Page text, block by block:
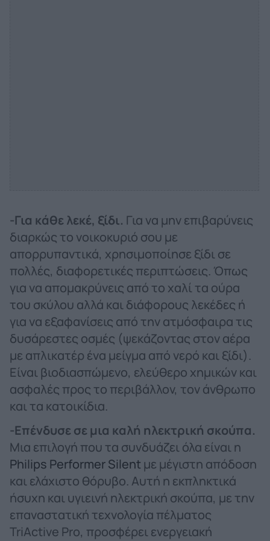
-Για κάθε λεκέ, ξίδι. Για να μην επιβαρύνεις
διαρκώς το νοικοκυριό σου με
απορρυπαντικά, χρησιμοποίησε ξίδι σε
πολλές, διαφορετικές περιπτώσεις. Όπως
για να απομακρύνεις από το χαλί τα ούρα
του σκύλου αλλά και διάφορους λεκέδες ή
για να εξαφανίσεις από την ατμόσφαιρα τις
δυσάρεστες οσμές (ψεκάζοντας στον αέρα
με απλικατέρ ένα μείγμα από νερό και ξίδι).
Είναι βιοδιασπώμενο, ελεύθερο χημικών και
ασφαλές προς το περιβάλλον, τον άνθρωπο
και τα κατοικίδια.
-Επένδυσε σε μια καλή ηλεκτρική σκούπα.
Μια επιλογή που τα συνδυάζει όλα είναι η
Philips Performer Silentμε μέγιστη απόδοση
και ελάχιστο θόρυβο. Αυτή η εκπληκτικά
ήσυχη και υγιεινή ηλεκτρική σκούπα, με την
επαναστατική τεχνολογία πέλματος
TriActive Pro, προσφέρει ενεργειακή